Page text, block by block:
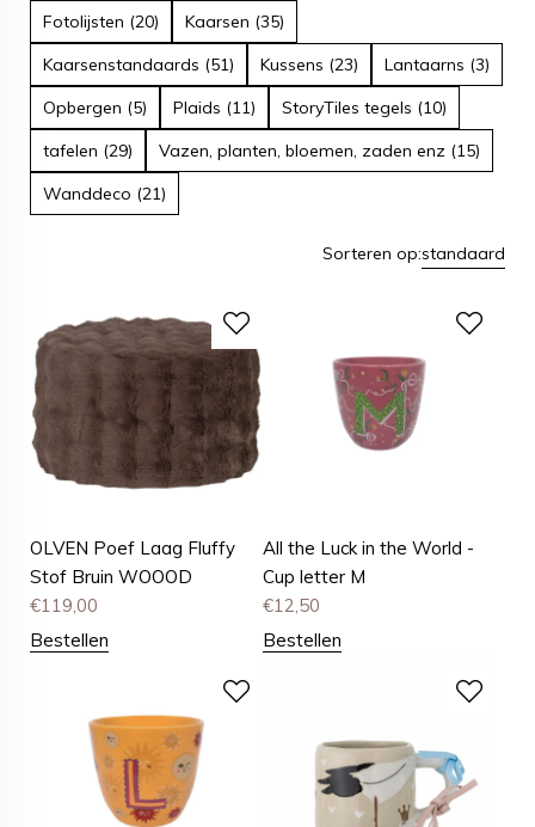
Fotolijsten (20)
Kaarsen (35)
Kaarsenstandaards (51)
Kussens (23)
Lantaarns (3)
Opbergen (5)
Plaids (11)
StoryTiles tegels (10)
tafelen (29)
Vazen, planten, bloemen, zaden enz (15)
Wanddeco (21)
Sorteren op:standaard
OLVEN Poef Laag Fluffy
Stof Bruin WOOOD
€119,00
Bestellen
All the Luck in the World -
Cup letter M
€12,50
Bestellen